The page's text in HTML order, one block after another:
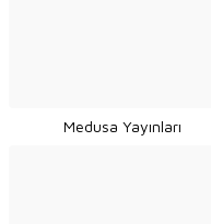
Medusa Yayınları